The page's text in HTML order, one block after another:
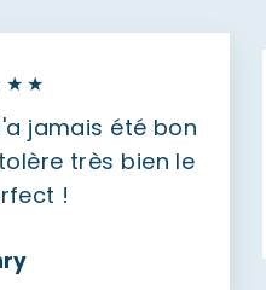
jamais été bon
très bien le
!